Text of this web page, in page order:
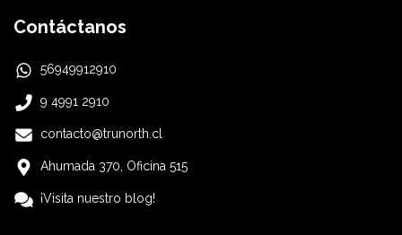
Contáctanos
56949912910
9 4991 2910
contacto@trunorth.cl
Ahumada 370, Oficina 515
¡Visita nuestro blog!